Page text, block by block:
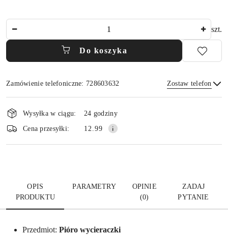
szt.
Do koszyka
Zamówienie telefoniczne: 728603632 Zostaw telefon
Wyślij
Dostępność
i
dostawa
Wysyłka w ciągu:
24 godziny
Cena przesyłki:
12.99
OPIS
PRODUKTU
PARAMETRY
OPINIE
(0)
ZADAJ
PYTANIE
Przedmiot: Pióro wycieraczki